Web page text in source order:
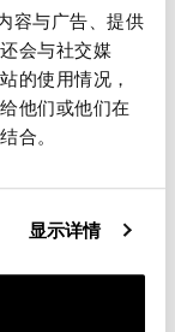
容与广告、提供
会与社交媒
的使用情况，
他们或他们在
合。
显示详情
理。
产品的详细